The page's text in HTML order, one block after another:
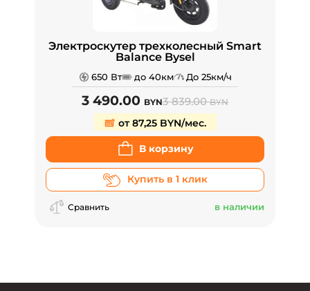
Электроскутер трехколесный Smart
Balance Bysel
650 Вт до 40км До 25км/ч
3 490.00 BYN3 839.00BYN
от 87,25 BYN/мес.
В корзину
Купить в 1 клик
Сравнить в наличии